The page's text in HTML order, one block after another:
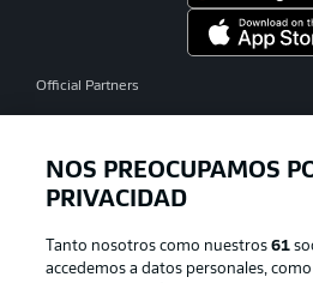
Official Partners
NOS PREOCUPAMOS
PRIVACIDAD
Tanto nosotros como nuestros61
accedemos a datos personales,